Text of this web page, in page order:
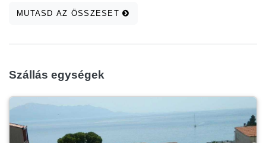
MUTASD AZ ÖSSZESET
Szállás egységek